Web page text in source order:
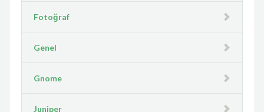
Fotoğraf
Genel
Gnome
Juniper